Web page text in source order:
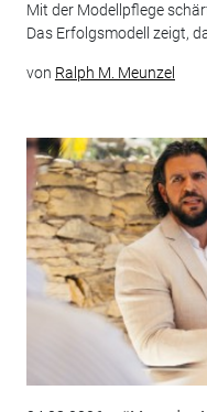
Mit der Modellpflege
Das Erfolgsmodell zeigt,
von Ralph M. Meunzel